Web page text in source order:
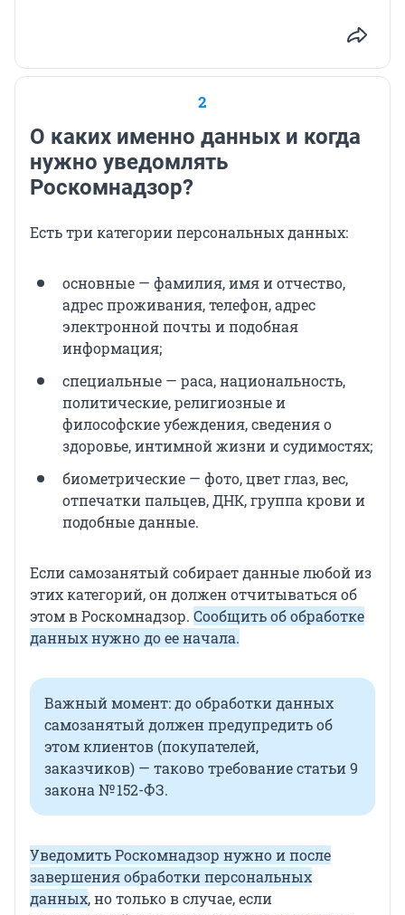
2
О каких именно данных и когда
нужно уведомлять
Роскомнадзор?
Есть три категории персональных данных:
основные — фамилия, имя и отчество,
адрес проживания, телефон, адрес
электронной почты и подобная
информация;
специальные — раса, национальность,
политические, религиозные и
философские убеждения, сведения о
здоровье, интимной жизни и судимостях;
биометрические — фото, цвет глаз, вес,
отпечатки пальцев, ДНК, группа крови и
подобные данные.
Если самозанятый собирает данные любой из
этих категорий, он должен отчитываться об
этом в Роскомнадзор. Сообщить об обработке
данных нужно до ее начала.
Важный момент: до обработки данных
самозанятый должен предупредить об
этом клиентов (покупателей,
заказчиков) — таково требование статьи 9
закона № 152-ФЗ.
Уведомить Роскомнадзор нужно и после
завершения обработки персональных
данных, но только в случае, если